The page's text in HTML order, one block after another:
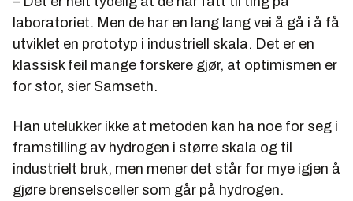
laboratoriet. Men de har en lang lang vei å gå i å få
utviklet en prototyp i industriell skala. Det er en
klassisk feil mange forskere gjør, at optimismen er
for stor, sier Samseth.
Han utelukker ikke at metoden kan ha noe for seg i
framstilling av hydrogen i større skala og til
industrielt bruk, men mener det står for mye igjen å
gjøre brenselsceller som går på hydrogen.